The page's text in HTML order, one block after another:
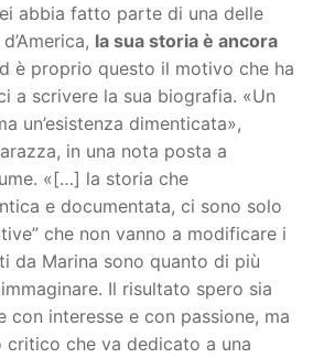
abbia fatto parte di una delle
la sua storia è ancora
è proprio questo il motivo che ha
a scrivere la sua biografia. «Un
un’esistenza dimenticata»,
in una nota posta a
«[…] la storia che
e documentata, ci sono solo
che non vanno a modificare i
da Marina sono quanto di più
Il risultato spero sia
con interesse e con passione, ma
critico che va dedicato a una